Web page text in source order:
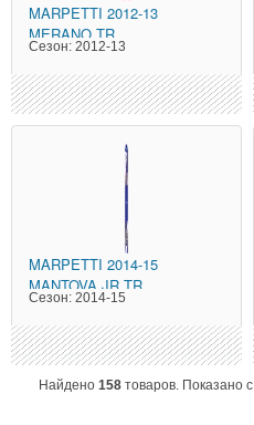
MARPETTI 2012-13
MERANO TR
Сезон: 2012-13
MARPETTI 2014-15
MANTOVA JR TR
Сезон: 2014-15
Найдено 158 товаров. Показано с